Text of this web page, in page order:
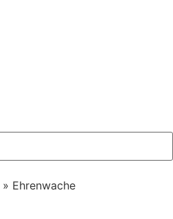
» Ehrenwache